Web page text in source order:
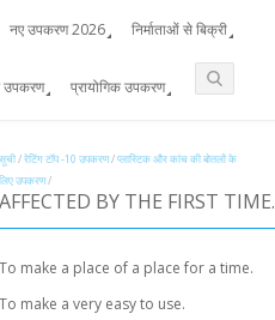
नए उपकरण 2026 निर्माताओं से बिक्री
उपकरण प्रायोगिक उपकरण
सूची/रेटिंग टॉप -10 उपकरण/प्लास्टिक और कांच की बोतलों के
लिए उपकरण/
AFFECTED BY THE FIRST TIME.
To make a place of a place for a time.
To make a very easy to use.